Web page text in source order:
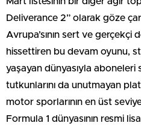
Deliverance 2” olarak göze
Avrupa’sının sert ve
hissettiren bu devam oyunu,
yaşayan dünyasıyla aboneleri
tutkunlarını da unutmayan
motor sporlarının en üst
Formula 1 dünyasının resmi